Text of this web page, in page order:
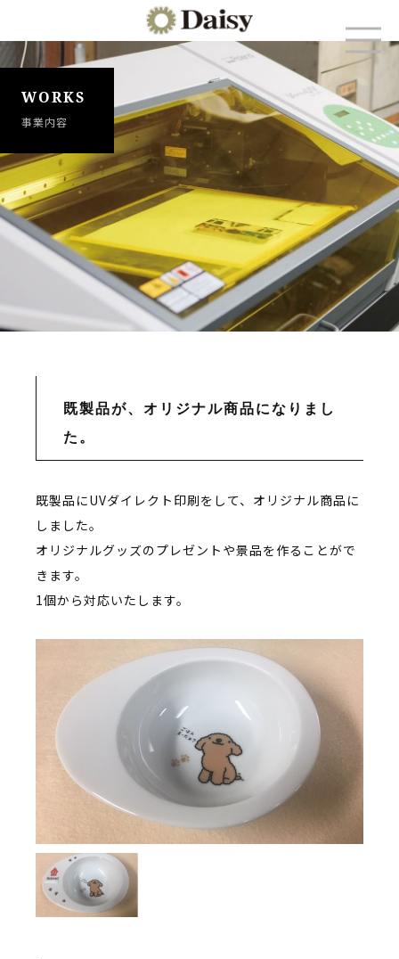
WORKS
事業内容
既製品が、オリジナル商品になりまし
た。
既製品にUVダイレクト印刷をして、オリジナル商品に
しました。
オリジナルグッズのプレゼントや景品を作ることがで
きます。
1個から対応いたします。